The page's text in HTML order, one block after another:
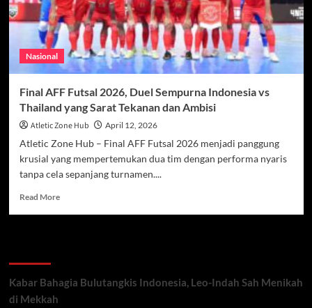
Nasional
Final AFF Futsal 2026, Duel Sempurna Indonesia vs
Thailand yang Sarat Tekanan dan Ambisi
Atletic Zone Hub April 12, 2026
Atletic Zone Hub – Final AFF Futsal 2026 menjadi panggung
krusial yang mempertemukan dua tim dengan performa nyaris
tanpa cela sepanjang turnamen....
Read MoreRead
Duel
Kabar Bahagia Bulutangkis Indonesia, Leo-Indah Sah Menikah
di Mekkah